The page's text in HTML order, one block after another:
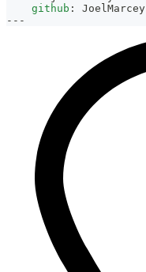
github :
JoelMarcey
---